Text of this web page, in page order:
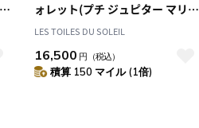
ォレット(プチ ジュピター マリン
トープ/PETIT JUPITER Marine
LES TOILES DU SOLEIL
16,500 円 （税込）
積算 150 マイル (1倍)